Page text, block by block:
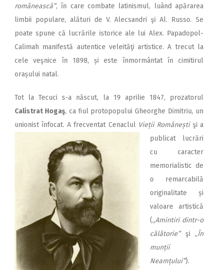
românească”, în care combate latinismul, luând apărarea
limbii populare, alături de V. Alecsandri şi Al. Russo. Se
poate spune că lucrările istorice ale lui Alex. Papadopol-
Calimah manifestă autentice veleităţi artistice. A trecut la
cele veşnice în 1898, și este înmormântat în cimitirul
orașului natal.
Tot la Tecuci s-a născut, la 19 aprilie 1847, prozatorul
Calistrat Hogaş, ca fiul protopopului Gheorghe Dimitriu, un
unionist înfocat. A frecventat Cenaclul Vieții Româneștişi a
publicat lucrări
cu caracter
memorialistic de
o remarcabilă
originalitate și
valoare artistică
(„Amintiri dintr-o
călătorie”şi „În
munții
Neamțului”).